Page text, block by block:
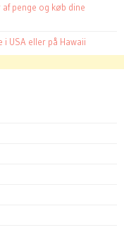
penge og køb dine
i USA eller på Hawaii